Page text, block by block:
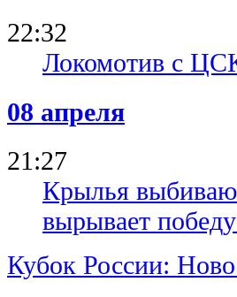
22:32
Локомотив с
08 апреля
21:27
Крылья
вырывает
Кубок России: